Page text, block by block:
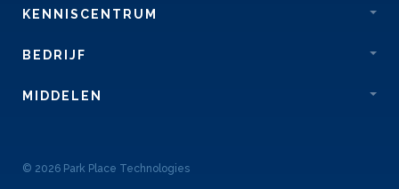
KENNISCENTRUM
BEDRIJF
MIDDELEN
© 2026 Park Place Technologies